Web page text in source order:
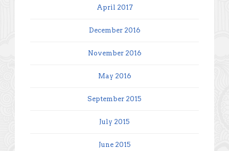
April 2017
December 2016
November 2016
May 2016
September 2015
July 2015
June 2015